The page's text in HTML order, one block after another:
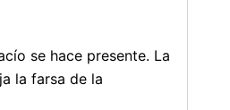
se hace presente. La
la farsa de la